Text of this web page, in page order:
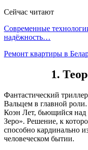
Сейчас читают
Современные
надёжность…
Ремонт квартиры в
1.
Фантастический
Вальцем в главной
Коэн Лет, бьющийся над
Зеро». Решение, к
способно кардинально
человеческом бытии.